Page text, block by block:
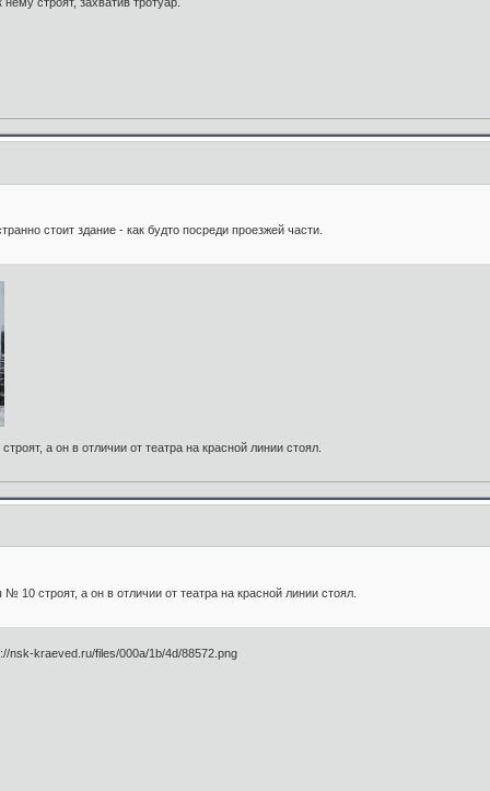
стоит здание - как будто посреди проезжей части.
а он в отличии от театра на красной линии стоял.
10 строят, а он в отличии от театра на красной линии стоял.